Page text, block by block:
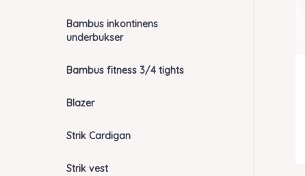
Bambus inkontinens
underbukser
Bambus fitness 3/4 tights
Blazer
Strik Cardigan
Strik vest